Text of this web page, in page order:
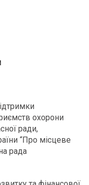
охорони
ради,
“Про місцеве
рада